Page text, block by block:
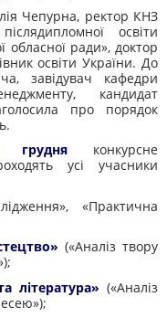
Чепурна, ректор КНЗ
освіти
обласної ради», доктор
освіти України. До
завідувач кафедри
кандидат
про порядок
конкурсне
усі учасники
«Практична
(«Аналіз твору
література» («Аналіз